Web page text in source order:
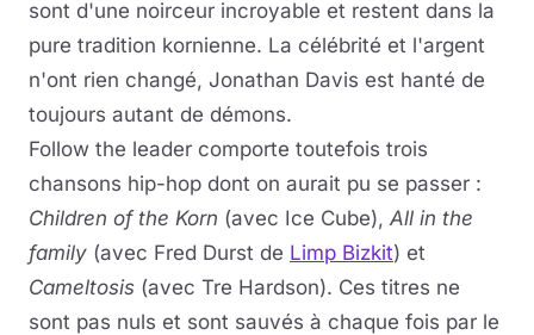
sont d'une noirceur incroyable et restent dans la
pure tradition kornienne. La célébrité et l'argent
n'ont rien changé, Jonathan Davis est hanté de
toujours autant de démons.
Follow the leader comporte toutefois trois
chansons hip-hop dont on aurait pu se passer :
Children of the Korn (avec Ice Cube), All in the
family (avec Fred Durst de Limp Bizkit) et
Cameltosis (avec Tre Hardson). Ces titres ne
sont pas nuls et sont sauvés à chaque fois par le